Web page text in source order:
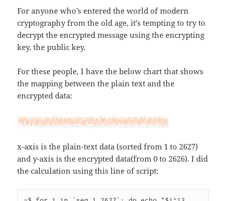
For anyone who’s entered the world of modern
cryptography from the old age, it’s tempting to try to
decrypt the encrypted message using the encrypting
key, the public key.
For these people, I have the below chart that shows
the mapping between the plain text and the
encrypted data:
x-axis is the plain-text data (sorted from 1 to 2627)
and y-axis is the encrypted data(from 0 to 2626). I did
the calculation using this line of script: